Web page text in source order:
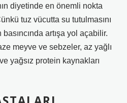
diyetinde en önemli nokta
tuz vücutta su tutulmasını
artışa yol açabilir.
meyve ve sebzeler, az yağlı
yağsız protein kaynakları